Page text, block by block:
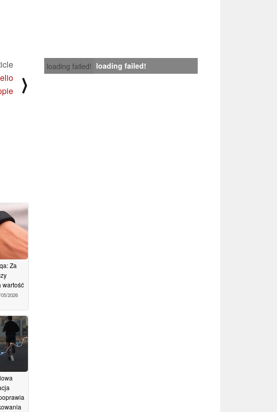
loading failed! loading failed!
⟩
Za
wartość
05/2026